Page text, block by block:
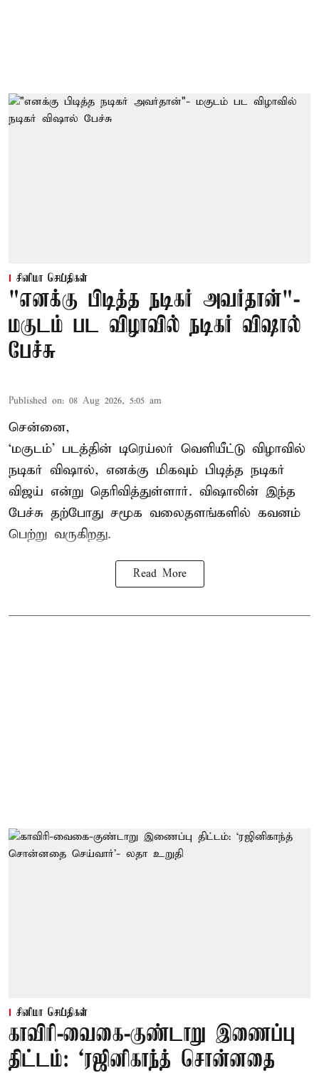
சினிமா செய்திகள்
"எனக்கு பிடித்த நடிகர் அவர்தான்"-
மகுடம் பட விழாவில் நடிகர் விஷால்
பேச்சு
Published on: 08 Aug 2026, 5:05 am
சென்னை,
‘மகுடம்’ படத்தின் டிரெய்லர் வெளியீட்டு விழாவில்
நடிகர் விஷால், எனக்கு மிகவும் பிடித்த நடிகர்
விஜய் என்று தெரிவித்துள்ளார். விஷாலின் இந்த
பேச்சு தற்போது சமூக வலைதளங்களில் கவனம்
பெற்று வருகிறது.
Read More
சினிமா செய்திகள்
காவிரி-வைகை-குண்டாறு இணைப்பு
திட்டம்: ‘ரஜினிகாந்த் சொன்னதை